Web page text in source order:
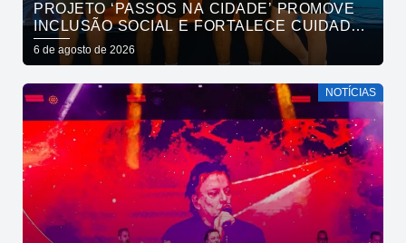
PROJETO ‘PASSOS NA CIDADE’ PROMOVE
INCLUSÃO SOCIAL E FORTALECE CUIDADO
EM SAÚDE MENTAL POR MEIO DA CORRIDA
6 de agosto de 2026
NOTÍCIAS